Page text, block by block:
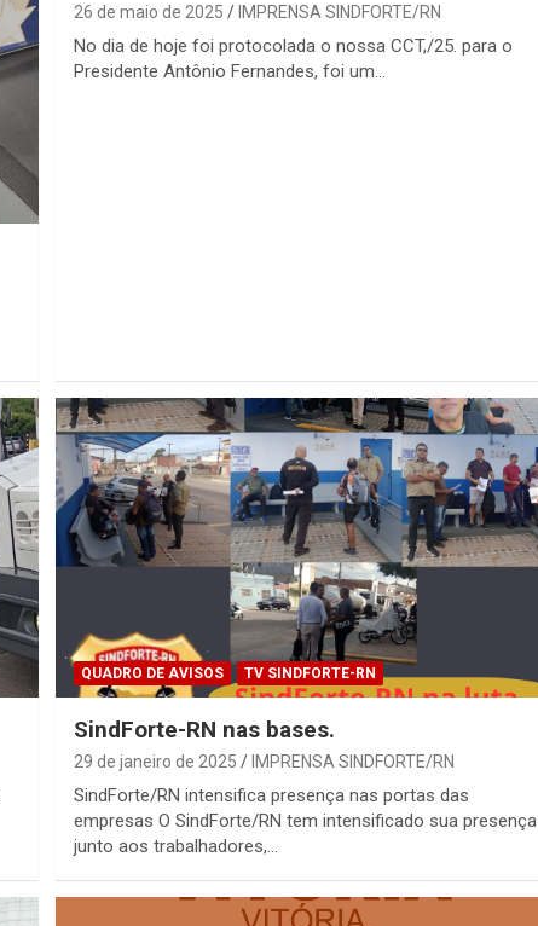
26 de maio de 2025 IMPRENSA SINDFORTE/RN
No dia de hoje foi protocolada o nossa CCT,/25. para o
Presidente Antônio Fernandes, foi um…
QUADRO DE AVISOS TV SINDFORTE-RN
SindForte-RN nas bases.
29 de janeiro de 2025 IMPRENSA SINDFORTE/RN
SindForte/RN intensifica presença nas portas das
empresas O SindForte/RN tem intensificado sua presença
junto aos trabalhadores,…